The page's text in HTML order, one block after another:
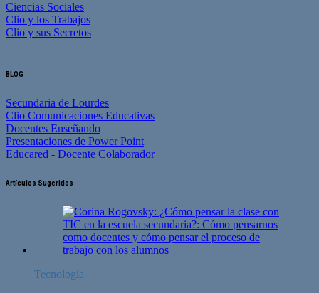
Ciencias Sociales
Clio y los Trabajos
Clio y sus Secretos
BLOG
Secundaria de Lourdes
Clio Comunicaciones Educativas
Docentes Enseñando
Presentaciones de Power Point
Educared - Docente Colaborador
Artículos Sugeridos
Tecnología